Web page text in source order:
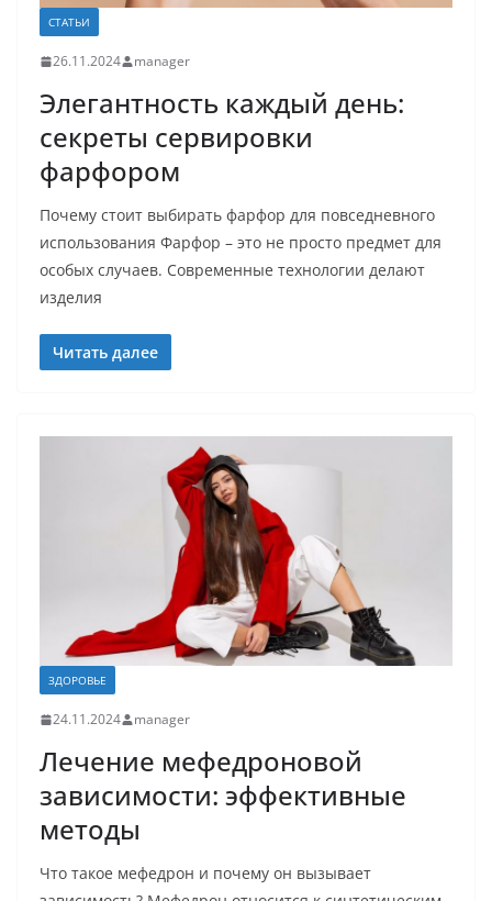
СТАТЬИ
26.11.2024 manager
Элегантность каждый день:
секреты сервировки
фарфором
Почему стоит выбирать фарфор для повседневного
использования Фарфор – это не просто предмет для
особых случаев. Современные технологии делают
изделия
Читать далее
ЗДОРОВЬЕ
24.11.2024 manager
Лечение мефедроновой
зависимости: эффективные
методы
Что такое мефедрон и почему он вызывает